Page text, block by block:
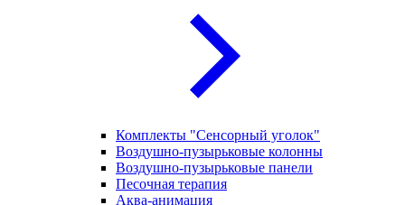
Комплекты "Сенсорный уголок"
Воздушно-пузырьковые колонны
Воздушно-пузырьковые панели
Песочная терапия
Аква-анимация